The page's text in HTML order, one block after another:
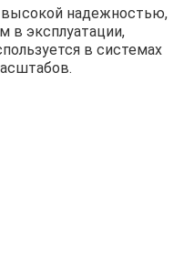
высокой надежностью,
в эксплуатации,
в системах